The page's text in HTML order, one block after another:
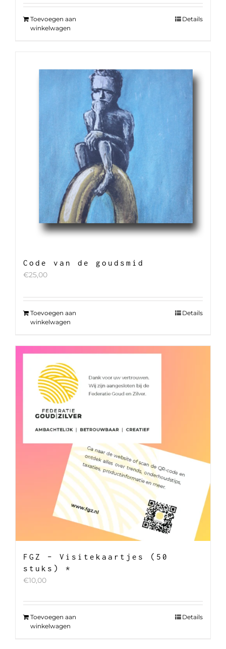
Toevoegen aan
winkelwagen
Details
Code van de goudsmid
€25,00
Toevoegen aan
winkelwagen
Details
FGZ – Visitekaartjes (50
stuks) *
€10,00
Toevoegen aan
winkelwagen
Details